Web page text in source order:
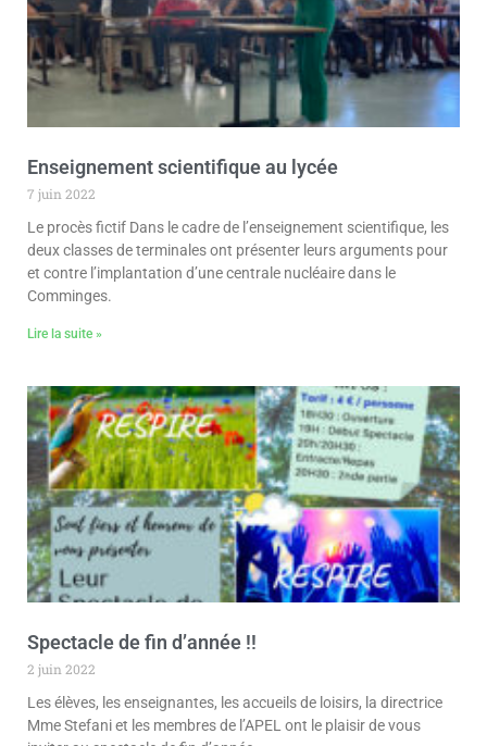
Enseignement scientifique au lycée
7 juin 2022
Le procès fictif Dans le cadre de l’enseignement scientifique, les
deux classes de terminales ont présenter leurs arguments pour
et contre l’implantation d’une centrale nucléaire dans le
Comminges.
Lire la suite »
Spectacle de fin d’année !!
2 juin 2022
Les élèves, les enseignantes, les accueils de loisirs, la directrice
Mme Stefani et les membres de l’APEL ont le plaisir de vous